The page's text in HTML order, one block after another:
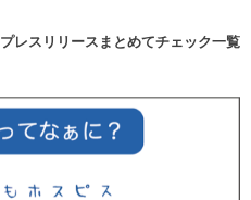
プレスリリースまとめてチェック一覧